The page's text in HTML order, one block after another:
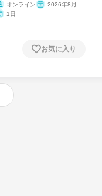
オンライン
2026年8月
1日
お気に入り